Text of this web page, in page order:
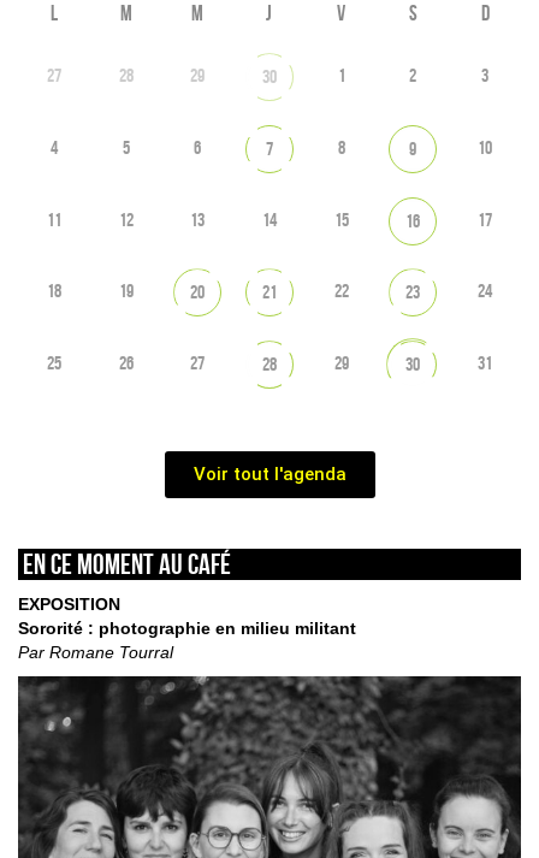
L M M J V S D
27 28 29 30 1 2 3
4 5 6 7 8 9 10
11 12 13 14 15 16 17
18 19 20 21 22 23 24
25 26 27 28 29 30 31
Voir tout l'agenda
En ce moment au café
EXPOSITION
Sororité : photographie en milieu militant
Par Romane Tourral